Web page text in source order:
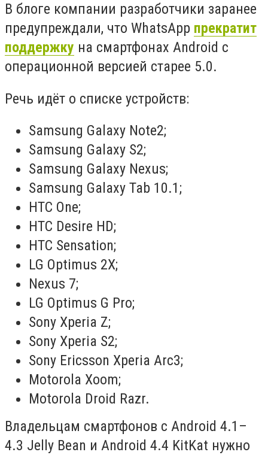
В блоге компании разработчики заранее
предупреждали, что WhatsApp прекратит
поддержку на смартфонах Android с
операционной версией старее 5.0.
Речь идёт о списке устройств:
Samsung Galaxy Note2;
Samsung Galaxy S2;
Samsung Galaxy Nexus;
Samsung Galaxy Tab 10.1;
HTC One;
HTC Desire HD;
HTC Sensation;
LG Optimus 2X;
Nexus 7;
LG Optimus G Pro;
Sony Xperia Z;
Sony Xperia S2;
Sony Ericsson Xperia Arc3;
Motorola Xoom;
Motorola Droid Razr.
Владельцам смартфонов с Android 4.1–
4.3 Jelly Bean и Android 4.4 KitKat нужно